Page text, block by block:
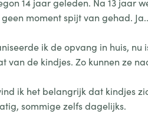
moment spijt van gehad.
ik de opvang in huis,
van de kindjes. Zo kunnen ze
ik het belangrijk dat kindjes
sommige zelfs dagelijks.